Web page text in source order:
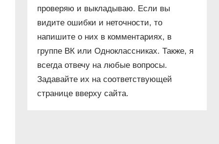
проверяю и выкладываю. Если вы
видите ошибки и неточности, то
напишите о них в комментариях, в
группе ВК или Одноклассниках. Также, я
всегда отвечу на любые вопросы.
Задавайте их на соответствующей
странице вверху сайта.